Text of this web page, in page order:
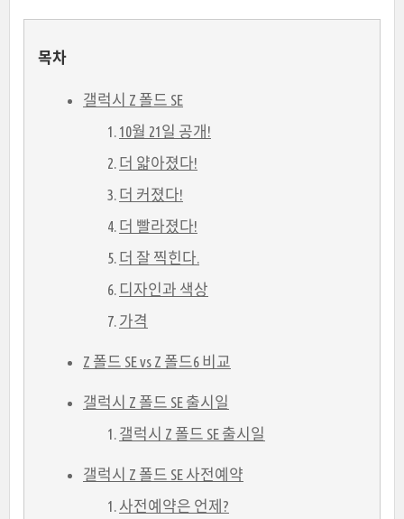
목차
갤럭시 Z 폴드 SE
10월 21일 공개!
더 얇아졌다!
더 커졌다!
더 빨라졌다!
더 잘 찍힌다.
디자인과 색상
가격
Z 폴드 SE vs Z 폴드6 비교
갤럭시 Z 폴드 SE 출시일
갤럭시 Z 폴드 SE 출시일
갤럭시 Z 폴드 SE 사전예약
사전예약은 언제?